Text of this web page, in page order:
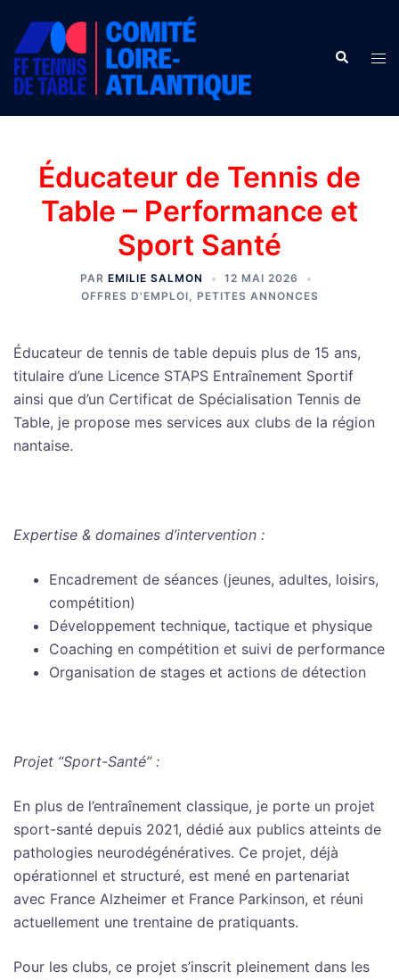
contenu
Éducateur de Tennis de
Table – Performance et
Sport Santé
PAR EMILIE SALMON
12 MAI 2026
OFFRES D'EMPLOI, PETITES ANNONCES
Éducateur de tennis de table depuis plus de 15 ans,
titulaire d’une Licence STAPS Entraînement Sportif
ainsi que d’un Certificat de Spécialisation Tennis de
Table, je propose mes services aux clubs de la région
nantaise.
Expertise & domaines d’intervention :
Encadrement de séances (jeunes, adultes, loisirs,
compétition)
Développement technique, tactique et physique
Coaching en compétition et suivi de performance
Organisation de stages et actions de détection
Projet “Sport-Santé” :
En plus de l’entraînement classique, je porte un projet
sport-santé depuis 2021, dédié aux publics atteints de
pathologies neurodégénératives. Ce projet, déjà
opérationnel et structuré, est mené en partenariat
avec France Alzheimer et France Parkinson, et réuni
actuellement une trentaine de pratiquants.
Pour les clubs, ce projet s’inscrit pleinement dans les